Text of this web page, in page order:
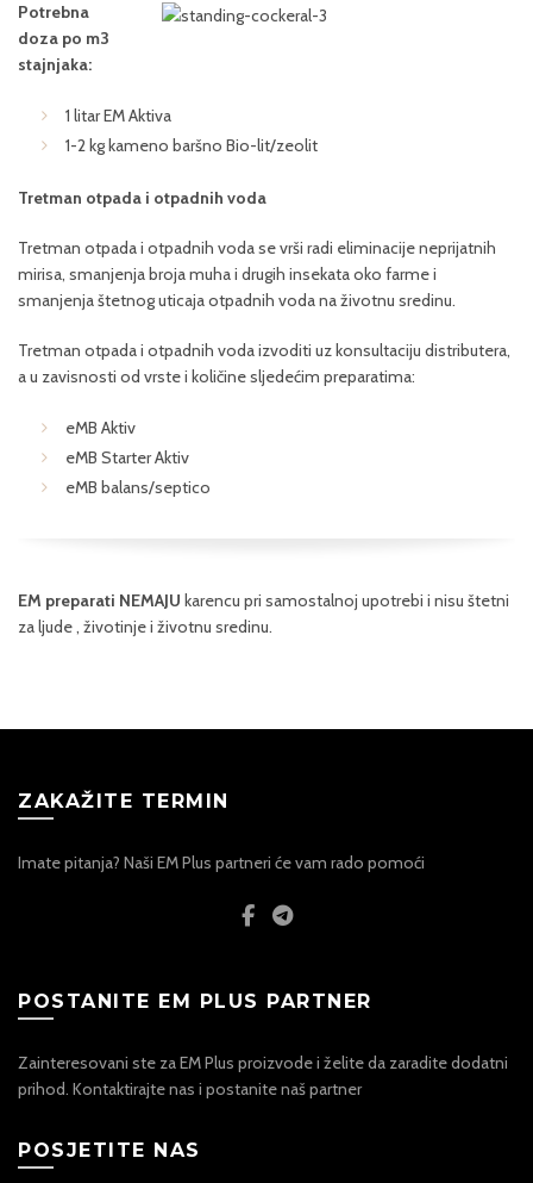
Potrebna
doza po m3
stajnjaka:
1 litar EM Aktiva
1-2 kg kameno baršno Bio-lit/zeolit
Tretman otpada i otpadnih voda
Tretman otpada i otpadnih voda se vrši radi eliminacije neprijatnih
mirisa, smanjenja broja muha i drugih insekata oko farme i
smanjenja štetnog uticaja otpadnih voda na životnu sredinu.
Tretman otpada i otpadnih voda izvoditi uz konsultaciju distributera,
a u zavisnosti od vrste i količine sljedećim preparatima:
eMB Aktiv
eMB Starter Aktiv
eMB balans/septico
EM preparati NEMAJU karencu pri samostalnoj upotrebi i nisu štetni
za ljude , životinje i životnu sredinu.
ZAKAŽITE TERMIN
Imate pitanja? Naši EM Plus partneri će vam rado pomoći
POSTANITE EM PLUS PARTNER
Zainteresovani ste za EM Plus proizvode i želite da zaradite dodatni
prihod. Kontaktirajte nas i postanite naš partner
POSJETITE NAS